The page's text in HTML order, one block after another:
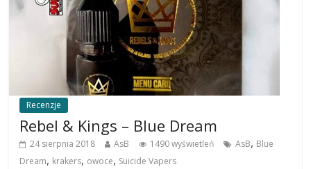
Recenzje
Rebel & Kings – Blue Dream
24 sierpnia 2018 AsB 1490 wyświetleń AsB, Blue
Dream, krakers, owoce, Suicide Vapers